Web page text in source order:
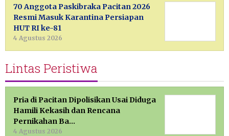
70 Anggota Paskibraka Pacitan 2026
Resmi Masuk Karantina Persiapan
HUT RI ke-81
4 Agustus 2026
Lintas Peristiwa
Pria di Pacitan Dipolisikan Usai Diduga
Hamili Kekasih dan Rencana
Pernikahan Ba…
4 Agustus 2026